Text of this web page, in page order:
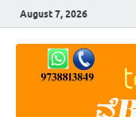
August 7, 2026